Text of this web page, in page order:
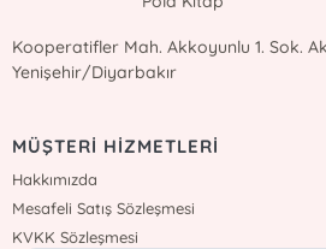
Kooperatifler Mah. Akkoyunlu 1. Sok.
Yenişehir/Diyarbakır
MÜŞTERİ HİZMETLERİ
Hakkımızda
Mesafeli Satış Sözleşmesi
KVKK Sözleşmesi